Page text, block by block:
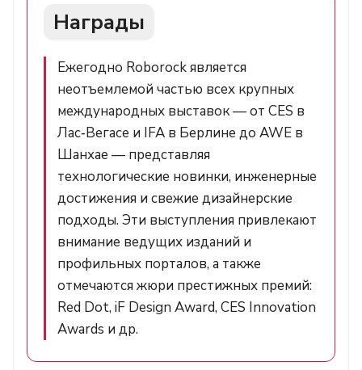
Награды
Ежегодно Roborock является
неотъемлемой частью всех крупных
международных выставок — от CES в
Лас‑Вегасе и IFA в Берлине до AWE в
Шанхае — представляя
технологические новинки, инженерные
достижения и свежие дизайнерские
подходы. Эти выступления привлекают
внимание ведущих изданий и
профильных порталов, а также
отмечаются жюри престижных премий:
Red Dot, iF Design Award, CES Innovation
Awards и др.